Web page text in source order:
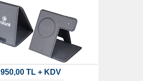
950,00 TL + KDV